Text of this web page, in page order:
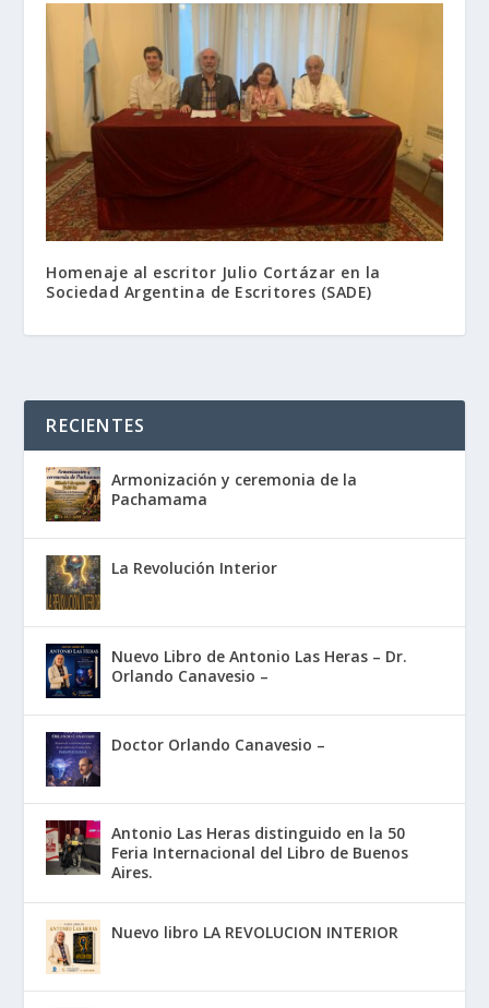
Homenaje al escritor Julio Cortázar en la
Sociedad Argentina de Escritores (SADE)
RECIENTES
Armonización y ceremonia de la
Pachamama
La Revolución Interior
Nuevo Libro de Antonio Las Heras – Dr.
Orlando Canavesio –
Doctor Orlando Canavesio –
Antonio Las Heras distinguido en la 50
Feria Internacional del Libro de Buenos
Aires.
Nuevo libro LA REVOLUCION INTERIOR